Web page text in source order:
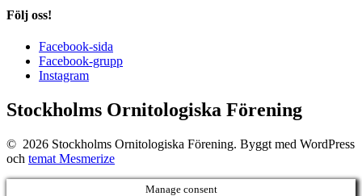
Följ oss!
Facebook-sida
Facebook-grupp
Instagram
Stockholms Ornitologiska Förening
© 2026 Stockholms Ornitologiska Förening. Byggt med WordPress
och temat Mesmerize
Manage consent